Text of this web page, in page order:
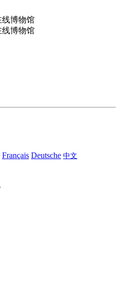
Français Deutsche 中文